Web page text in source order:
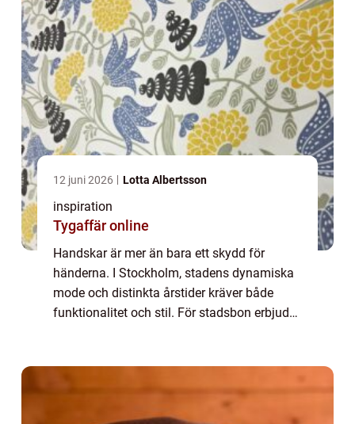
12 juni 2026 Lotta Albertsson
inspiration
Tygaffär online
Handskar är mer än bara ett skydd för
händerna. I Stockholm, stadens dynamiska
mode och distinkta årstider kräver både
funktionalitet och stil. För stadsbon erbjuder